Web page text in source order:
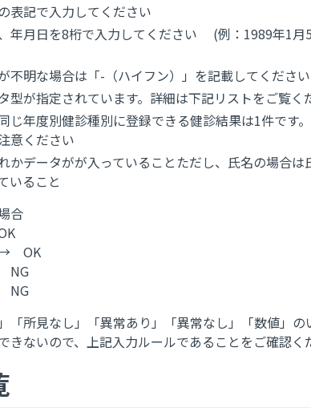
表記で入力してください
年月日を8桁で入力してください (例：1989年1月
不明な場合は「-（ハイフン）」を記載してください
型が指定されています。詳細は下記リストをご覧く
じ年度別健診種別に登録できる健診結果は1件です
意ください
かデータがが入っていることただし、氏名の場合は
いること
合
OK
「所見なし」「異常あり」「異常なし」「数値」の
きないので、上記入力ルールであることをご確認く